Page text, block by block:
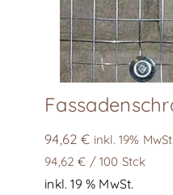
94,62€ inkl. 19% MwSt
94,62€ /100 Stck
inkl. 19 % MwSt.